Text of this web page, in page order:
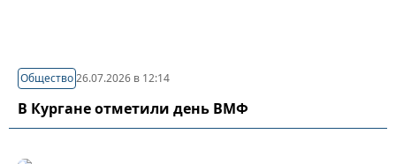
Общество26.07.2026 в 12:14
В Кургане отметили день ВМФ